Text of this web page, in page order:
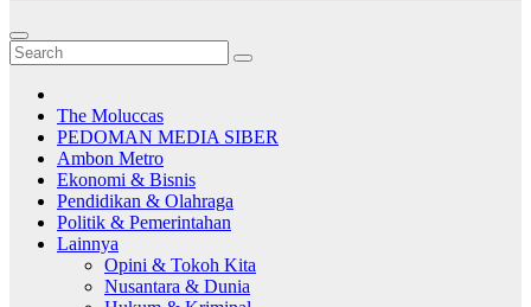
The Moluccas
PEDOMAN MEDIA SIBER
Ambon Metro
Ekonomi & Bisnis
Pendidikan & Olahraga
Politik & Pemerintahan
Lainnya
Opini & Tokoh Kita
Nusantara & Dunia